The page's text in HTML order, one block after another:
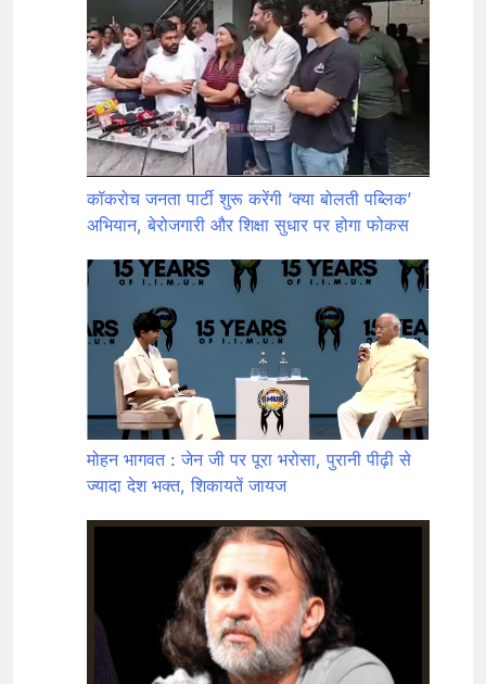
कॉकरोच जनता पार्टी शुरू करेंगी ‘क्या बोलती पब्लिक’
अभियान, बेरोजगारी और शिक्षा सुधार पर होगा फोकस
मोहन भागवत : जेन जी पर पूरा भरोसा, पुरानी पीढ़ी से
ज्यादा देश भक्त, शिकायतें जायज